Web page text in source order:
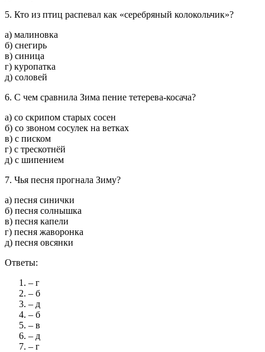
5. Кто из птиц распевал как «серебряный колокольчик»?
а) малиновка
б) снегирь
в) синица
г) куропатка
д) соловей
6. С чем сравнила Зима пение тетерева-косача?
а) со скрипом старых сосен
б) со звоном сосулек на ветках
в) с писком
г) с трескотнёй
д) с шипением
7. Чья песня прогнала Зиму?
а) песня синички
б) песня солнышка
в) песня капели
г) песня жаворонка
д) песня овсянки
Ответы:
– г
– б
– д
– б
– в
– д
– г